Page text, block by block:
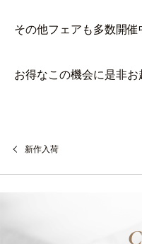
その他フェアも多数開催
お得なこの機会に是非お
新作入荷